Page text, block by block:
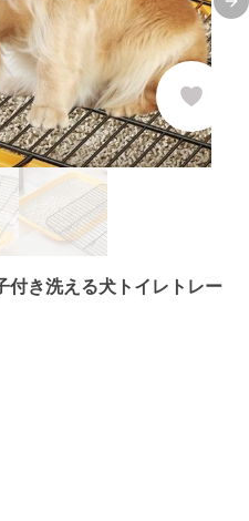
付き洗える犬トイレトレー